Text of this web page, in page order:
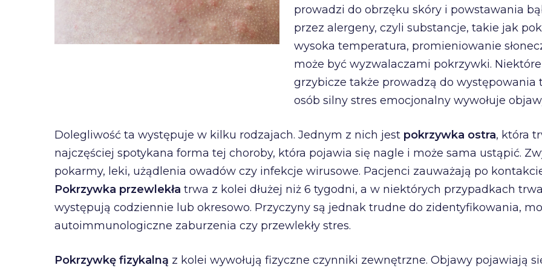
prowadzi do obrzęku skóry i powstawania
przez alergeny, czyli substancje, takie jak
wysoka temperatura, promieniowanie
może być wyzwalaczami pokrzywki.
grzybicze także prowadzą do
osób silny stres emocjonalny wywołuje
Dolegliwość ta występuje w kilku rodzajach. Jednym z nich jest pokrzywka ostra, która
najczęściej spotykana forma tej choroby, która pojawia się nagle i może sama ustąpić.
pokarmy, leki, użądlenia owadów czy infekcje wirusowe. Pacjenci zauważają po
Pokrzywka przewlekłatrwa z kolei dłużej niż 6 tygodni, a w niektórych przypadkach
występują codziennie lub okresowo. Przyczyny są jednak trudne do zidentyfikowania,
autoimmunologiczne zaburzenia czy przewlekły stres.
Pokrzywkę fizykalną z kolei wywołują fizyczne czynniki zewnętrzne. Objawy pojawiają